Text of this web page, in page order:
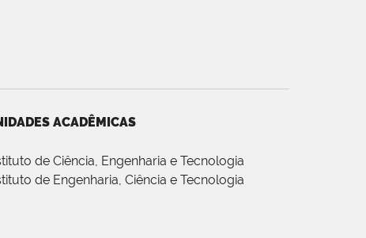
ACADÊMICAS
de Ciência, Engenharia e Tecnologia
de Engenharia, Ciência e Tecnologia